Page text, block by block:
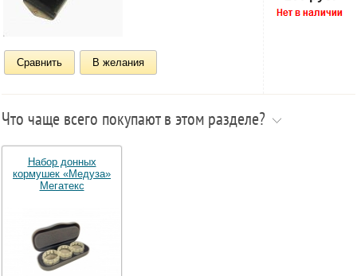
Сравнить В желания
Что чаще всего покупают в этом разделе?
Набор донных
кормушек «Медуза»
Мегатекс